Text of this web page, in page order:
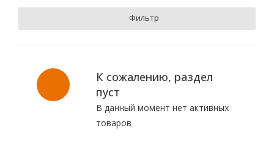
Фильтр
К сожалению, раздел
пуст
В данный момент нет активных
товаров